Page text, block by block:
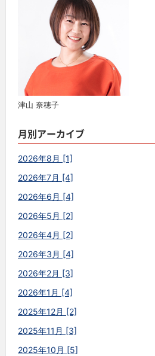
津山 奈穂子
月別アーカイブ
2026年8月 [1]
2026年7月 [4]
2026年6月 [4]
2026年5月 [2]
2026年4月 [2]
2026年3月 [4]
2026年2月 [3]
2026年1月 [4]
2025年12月 [2]
2025年11月 [3]
2025年10月 [5]